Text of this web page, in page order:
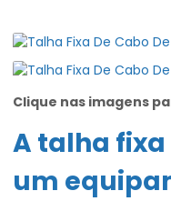
Clique nas imagens
A talha fixa
um